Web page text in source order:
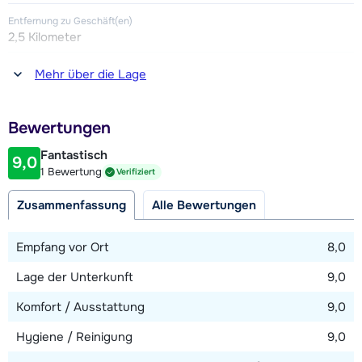
Entfernung zu Geschäft(en)
2,5 Kilometer
Entfernung zum(r) Restaurant oder zur Bar
450 Meter
200 Meter
Entfernung zum Skilift
200 Meter
Karte anzeigen
Mehr über die Lage
Bewertungen
9,0 Fantastisch
1 Bewertung Verifiziert
Zusammenfassung Alle Bewertungen
Empfang vor Ort
8,0
Lage der Unterkunft
9,0
Komfort / Ausstattung
9,0
Hygiene / Reinigung
9,0